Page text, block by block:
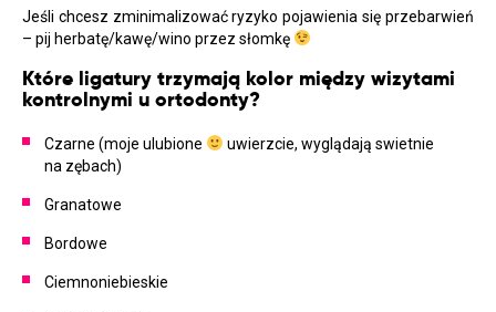
Jeśli chcesz zminimalizować ryzyko pojawienia się przebarwień
– pij herbatę/kawę/wino przez słomkę
Które ligatury trzymają kolor między wizytami
kontrolnymi u ortodonty?
Czarne (moje ulubione
uwierzcie, wyglądają swietnie
na zębach)
Granatowe
Bordowe
Ciemnoniebieskie